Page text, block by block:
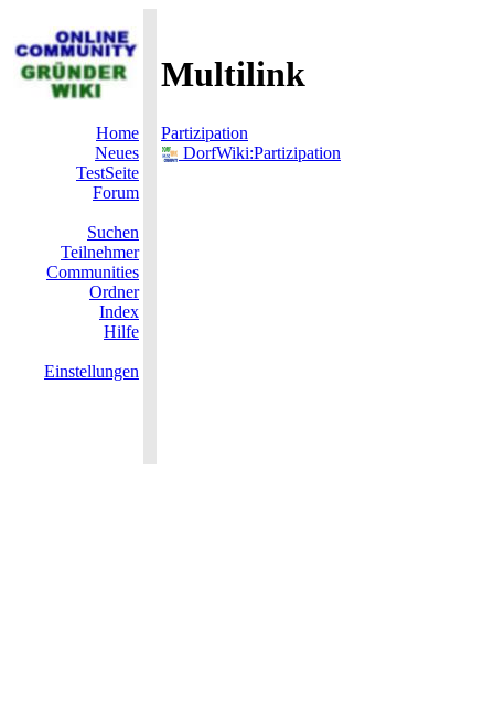
Multilink
Home
Neues
TestSeite
Forum
Suchen
Teilnehmer
Communities
Ordner
Index
Hilfe
Einstellungen
Partizipation
DorfWiki:Partizipation